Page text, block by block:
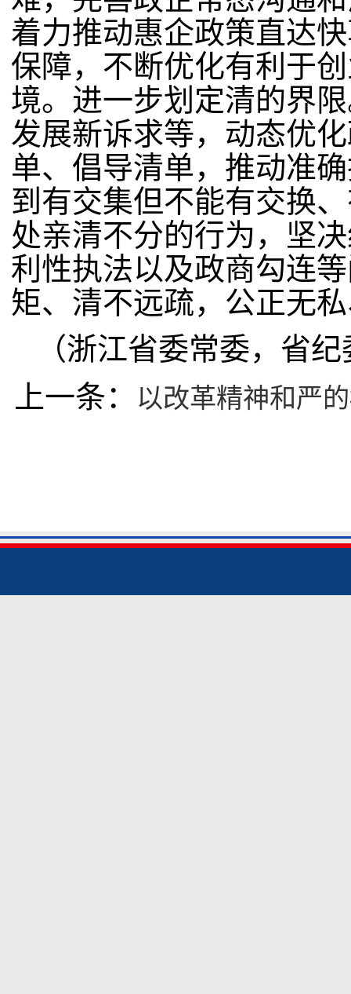
着力推动惠企政策直达
保障，不断优化有利于
境。进一步划定清的界
发展新诉求等，动态优
单、倡导清单，推动准
到有交集但不能有交换
处亲清不分的行为，坚
利性执法以及政商勾连
矩、清不远疏，公正无
（浙江省委常委，省
上一条：
以改革精神和严